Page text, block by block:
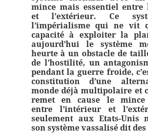
mince mais essentiel entre
et l’extérieur. Ce
l’impérialisme qui ne vit
capacité à exploiter la
aujourd’hui le système
heurte à un obstacle de
de l’hostilité, un
pendant la guerre froide,
constitution d’une
monde déjà multipolaire et
remet en cause le
entre l’intérieur et
seulement aux Etats-Unis
son système vassalisé dit